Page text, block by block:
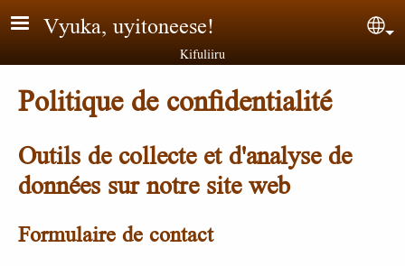
Aller au contenu principal
Vyuka, uyitoneese!
Kifuliiru
Politique de confidentialité
Outils de collecte et d'analyse de
données sur notre site web
Formulaire de contact